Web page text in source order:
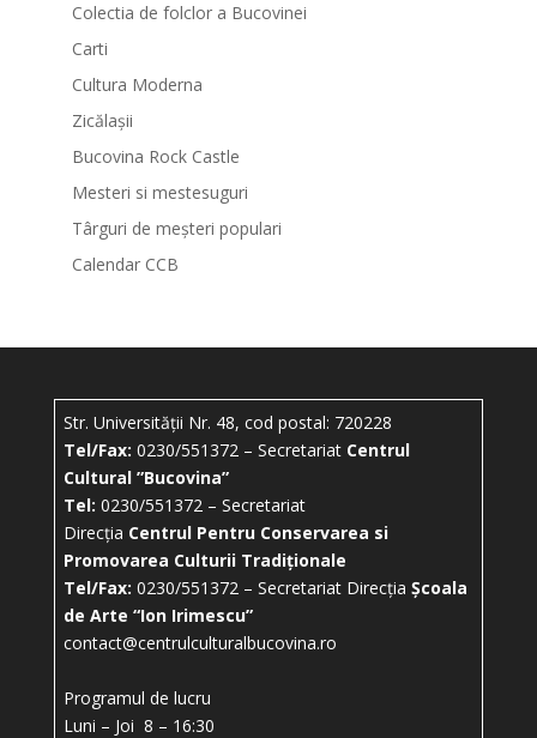
Colectia de folclor a Bucovinei
Carti
Cultura Moderna
Zicălașii
Bucovina Rock Castle
Mesteri si mestesuguri
Târguri de meșteri populari
Calendar CCB
Str. Universității Nr. 48, cod postal: 720228
Tel/Fax: 0230/551372 – Secretariat Centrul
Cultural ”Bucovina”
Tel: 0230/551372 – Secretariat
Direcția Centrul Pentru Conservarea si
Promovarea Culturii Tradiționale
Tel/Fax: 0230/551372 – Secretariat Direcția Școala
de Arte “Ion Irimescu”
contact@centrulculturalbucovina.ro
Programul de lucru
Luni – Joi 8 – 16:30